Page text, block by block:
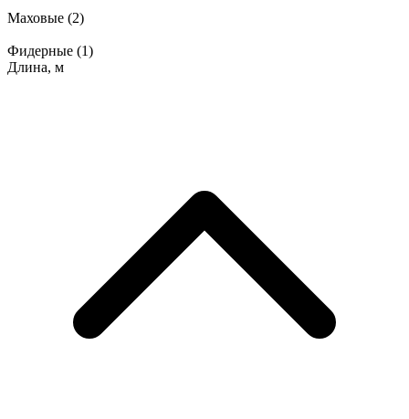
Маховые (2)
Фидерные (1)
Длина, м